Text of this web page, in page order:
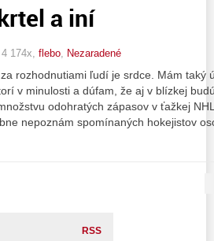
a iní
174x, flebo, Nezaradené
rozhodnutiami ľudí je srdce. Mám taký
v minulosti a dúfam, že aj v blízkej
odohratých zápasov v ťažkej
nepoznám spomínaných hokejistov
RSS